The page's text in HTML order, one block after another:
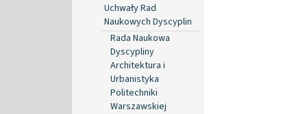
Uchwały Rad
Naukowych Dyscyplin
Rada Naukowa
Dyscypliny
Architektura i
Urbanistyka
Politechniki
Warszawskiej